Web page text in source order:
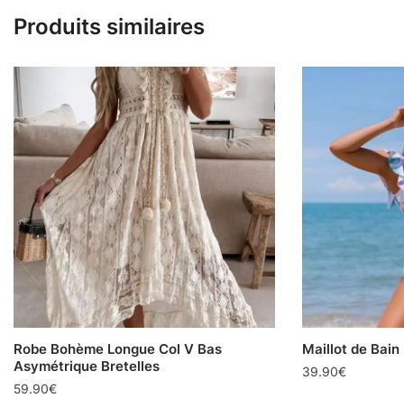
Produits similaires
Robe Bohème Longue Col V Bas
Asymétrique Bretelles
59.90€
Maillot de Bain
39.90€